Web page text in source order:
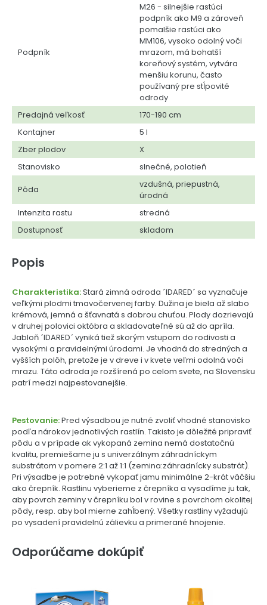
Podpník
M26 - silnejšie rastúci
podpník ako M9 a zároveň
pomalšie rastúci ako
MM106, vysoko odolný voči
mrazom, má bohatší
koreňový systém, vytvára
menšiu korunu, často
používaný pre stĺpovité
odrody
Predajná veľkosť
170-190 cm
Kontajner
5 l
Zber plodov
X
Stanovisko
slnečné, polotieň
Pôda
vzdušná, priepustná,
úrodná
Intenzita rastu
stredná
Dostupnosť
skladom
Popis
Charakteristika:Stará zimná odroda ´IDARED´ sa vyznačuje
veľkými plodmi tmavočervenej farby. Dužina je biela až slabo
krémová, jemná a šťavnatá s dobrou chuťou. Plody dozrievajú
v druhej polovici októbra a skladovateľné sú až do apríla.
Jabloň ´IDARED´ vyniká tiež skorým vstupom do rodivosti a
vysokými a pravidelnými úrodami. Je vhodná do stredných a
vyšších polôh, pretože je v dreve i v kvete veľmi odolná voči
mrazu. Táto odroda je rozšírená po celom svete, na Slovensku
patrí medzi najpestovanejšie.
Pestovanie:Pred výsadbou je nutné zvoliť vhodné stanovisko
podľa nárokov jednotlivých rastlín. Takisto je dôležité pripraviť
pôdu a v prípade ak vykopaná zemina nemá dostatočnú
kvalitu, premiešame ju s univerzálnym záhradníckym
substrátom v pomere 2:1 až 1:1 (zemina:záhradnícky substrát).
Pri výsadbe je potrebné vykopať jamu minimálne 2-krát väčšiu
ako črepník. Rastlinu vyberieme z črepníka a vysadíme ju tak,
aby povrch zeminy v črepníku bol v rovine s povrchom okolitej
pôdy, resp. aby bol mierne zahĺbený. Všetky rastliny vyžadujú
po vysadení pravidelnú zálievku a primerané hnojenie.
Odporúčame dokúpiť